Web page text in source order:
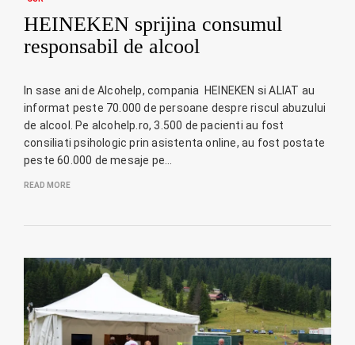
HEINEKEN sprijina consumul
responsabil de alcool
In sase ani de Alcohelp, compania HEINEKEN si ALIAT au
informat peste 70.000 de persoane despre riscul abuzului
de alcool. Pe alcohelp.ro, 3.500 de pacienti au fost
consiliati psihologic prin asistenta online, au fost postate
peste 60.000 de mesaje pe…
READ MORE